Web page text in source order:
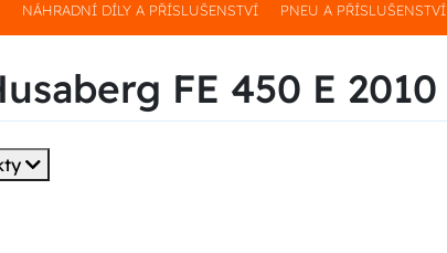
NÁHRADNÍ DÍLY A PŘÍSLUŠENSTVÍ PNEU A PŘÍSLUŠENSTVÍ
FE 450 E 2010